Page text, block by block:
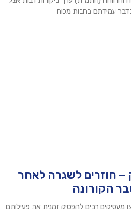
עמידתם בחבות מכוח
– חוזרים לשגרה לאחר
הקורונה
מעסיקים רבים להפסיק זמנית את פעילותם